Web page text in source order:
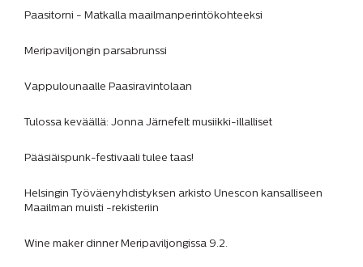
Paasitorni - Matkalla maailmanperintökohteeksi
Meripaviljongin parsabrunssi
Vappulounaalle Paasiravintolaan
Tulossa keväällä: Jonna Järnefelt musiikki-illalliset
Pääsiäispunk-festivaali tulee taas!
Helsingin Työväenyhdistyksen arkisto Unescon kansalliseen
Maailman muisti -rekisteriin
Wine maker dinner Meripaviljongissa 9.2.